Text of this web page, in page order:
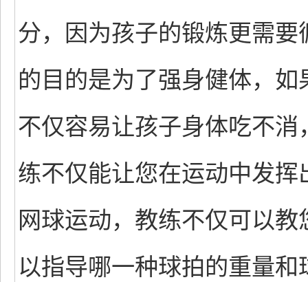
分，因为孩子的锻炼更需
的目的是为了强身健体，
不仅容易让孩子身体吃不
练不仅能让您在运动中发
网球运动，教练不仅可以
以指导哪一种球拍的重量